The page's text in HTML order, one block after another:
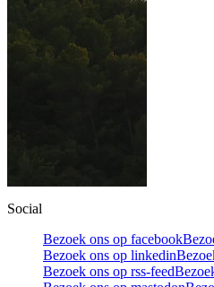
Social
Bezoek ons op facebook
Bezoek ons op linkedin
Bezoek ons op rss-feed